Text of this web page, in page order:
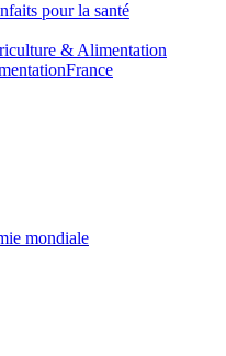
pour la santé
& Alimentation
France
mondiale